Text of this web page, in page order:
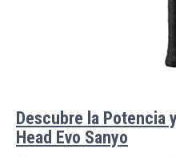
Descubre la Potencia
Head Evo Sanyo